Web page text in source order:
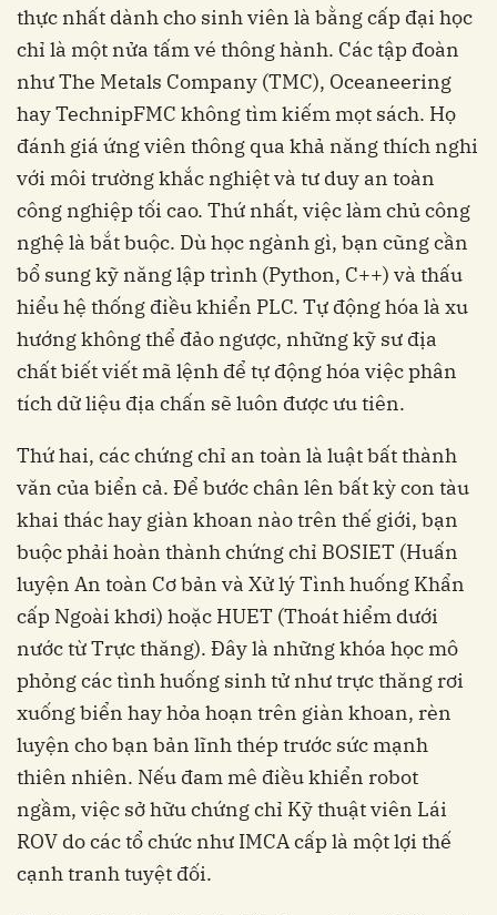
thực nhất dành cho sinh viên là bằng cấp đại học
chỉ là một nửa tấm vé thông hành. Các tập đoàn
như The Metals Company (TMC), Oceaneering
hay TechnipFMC không tìm kiếm mọt sách. Họ
đánh giá ứng viên thông qua khả năng thích nghi
với môi trường khắc nghiệt và tư duy an toàn
công nghiệp tối cao. Thứ nhất, việc làm chủ công
nghệ là bắt buộc. Dù học ngành gì, bạn cũng cần
bổ sung kỹ năng lập trình (Python, C++) và thấu
hiểu hệ thống điều khiển PLC. Tự động hóa là xu
hướng không thể đảo ngược, những kỹ sư địa
chất biết viết mã lệnh để tự động hóa việc phân
tích dữ liệu địa chấn sẽ luôn được ưu tiên.
Thứ hai, các chứng chỉ an toàn là luật bất thành
văn của biển cả. Để bước chân lên bất kỳ con tàu
khai thác hay giàn khoan nào trên thế giới, bạn
buộc phải hoàn thành chứng chỉ BOSIET (Huấn
luyện An toàn Cơ bản và Xử lý Tình huống Khẩn
cấp Ngoài khơi) hoặc HUET (Thoát hiểm dưới
nước từ Trực thăng). Đây là những khóa học mô
phỏng các tình huống sinh tử như trực thăng rơi
xuống biển hay hỏa hoạn trên giàn khoan, rèn
luyện cho bạn bản lĩnh thép trước sức mạnh
thiên nhiên. Nếu đam mê điều khiển robot
ngầm, việc sở hữu chứng chỉ Kỹ thuật viên Lái
ROV do các tổ chức như IMCA cấp là một lợi thế
cạnh tranh tuyệt đối.